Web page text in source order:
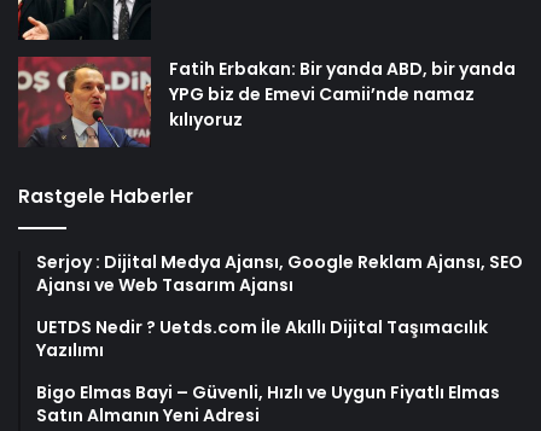
Fatih Erbakan: Bir yanda ABD, bir yanda
YPG biz de Emevi Camii’nde namaz
kılıyoruz
Rastgele Haberler
Serjoy : Dijital Medya Ajansı, Google Reklam Ajansı, SEO
Ajansı ve Web Tasarım Ajansı
UETDS Nedir ? Uetds.com İle Akıllı Dijital Taşımacılık
Yazılımı
Bigo Elmas Bayi – Güvenli, Hızlı ve Uygun Fiyatlı Elmas
Satın Almanın Yeni Adresi